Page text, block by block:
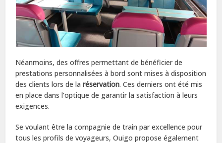
Néanmoins, des offres permettant de bénéficier de
prestations personnalisées à bord sont mises à disposition
des clients lors de laréservation. Ces derniers ont été mis
en place dans l’optique de garantir la satisfaction à leurs
exigences.
Se voulant être la compagnie de train par excellence pour
tous les profils de voyageurs, Ouigo propose également